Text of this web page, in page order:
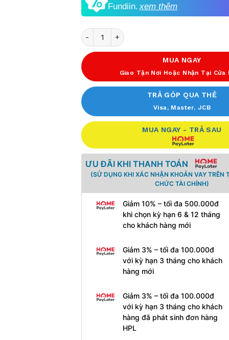
Fundiin. xem thêm
Số lượng
MUA NGAY
Giao Tận Nơi Hoặc Nhận Tại Cửa
TRẢ GÓP QUA THẺ
Visa, Master, JCB
MUA NGAY - TRẢ SAU
ƯU ĐÃI KHI THANH TOÁN
(SỬ DỤNG KHI XÁC NHẬN KHOẢN VAY TRÊN
CHỨC TÀI CHÍNH)
Giảm 10% – tối đa 500.000đ
khi chọn kỳ hạn 6 & 12 tháng
cho khách hàng mới
Giảm 3% – tối đa 100.000đ
với kỳ hạn 3 tháng cho khách
hàng mới
Giảm 3% – tối đa 100.000đ
với kỳ hạn 3 tháng cho khách
hàng đã phát sinh đơn hàng
HPL